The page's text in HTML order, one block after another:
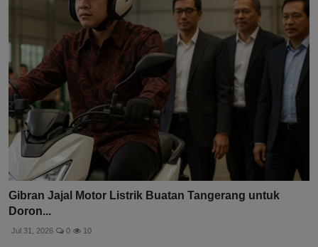
Gibran Jajal Motor Listrik Buatan Tangerang untuk
Doron...
Jul 31, 2026 0 10